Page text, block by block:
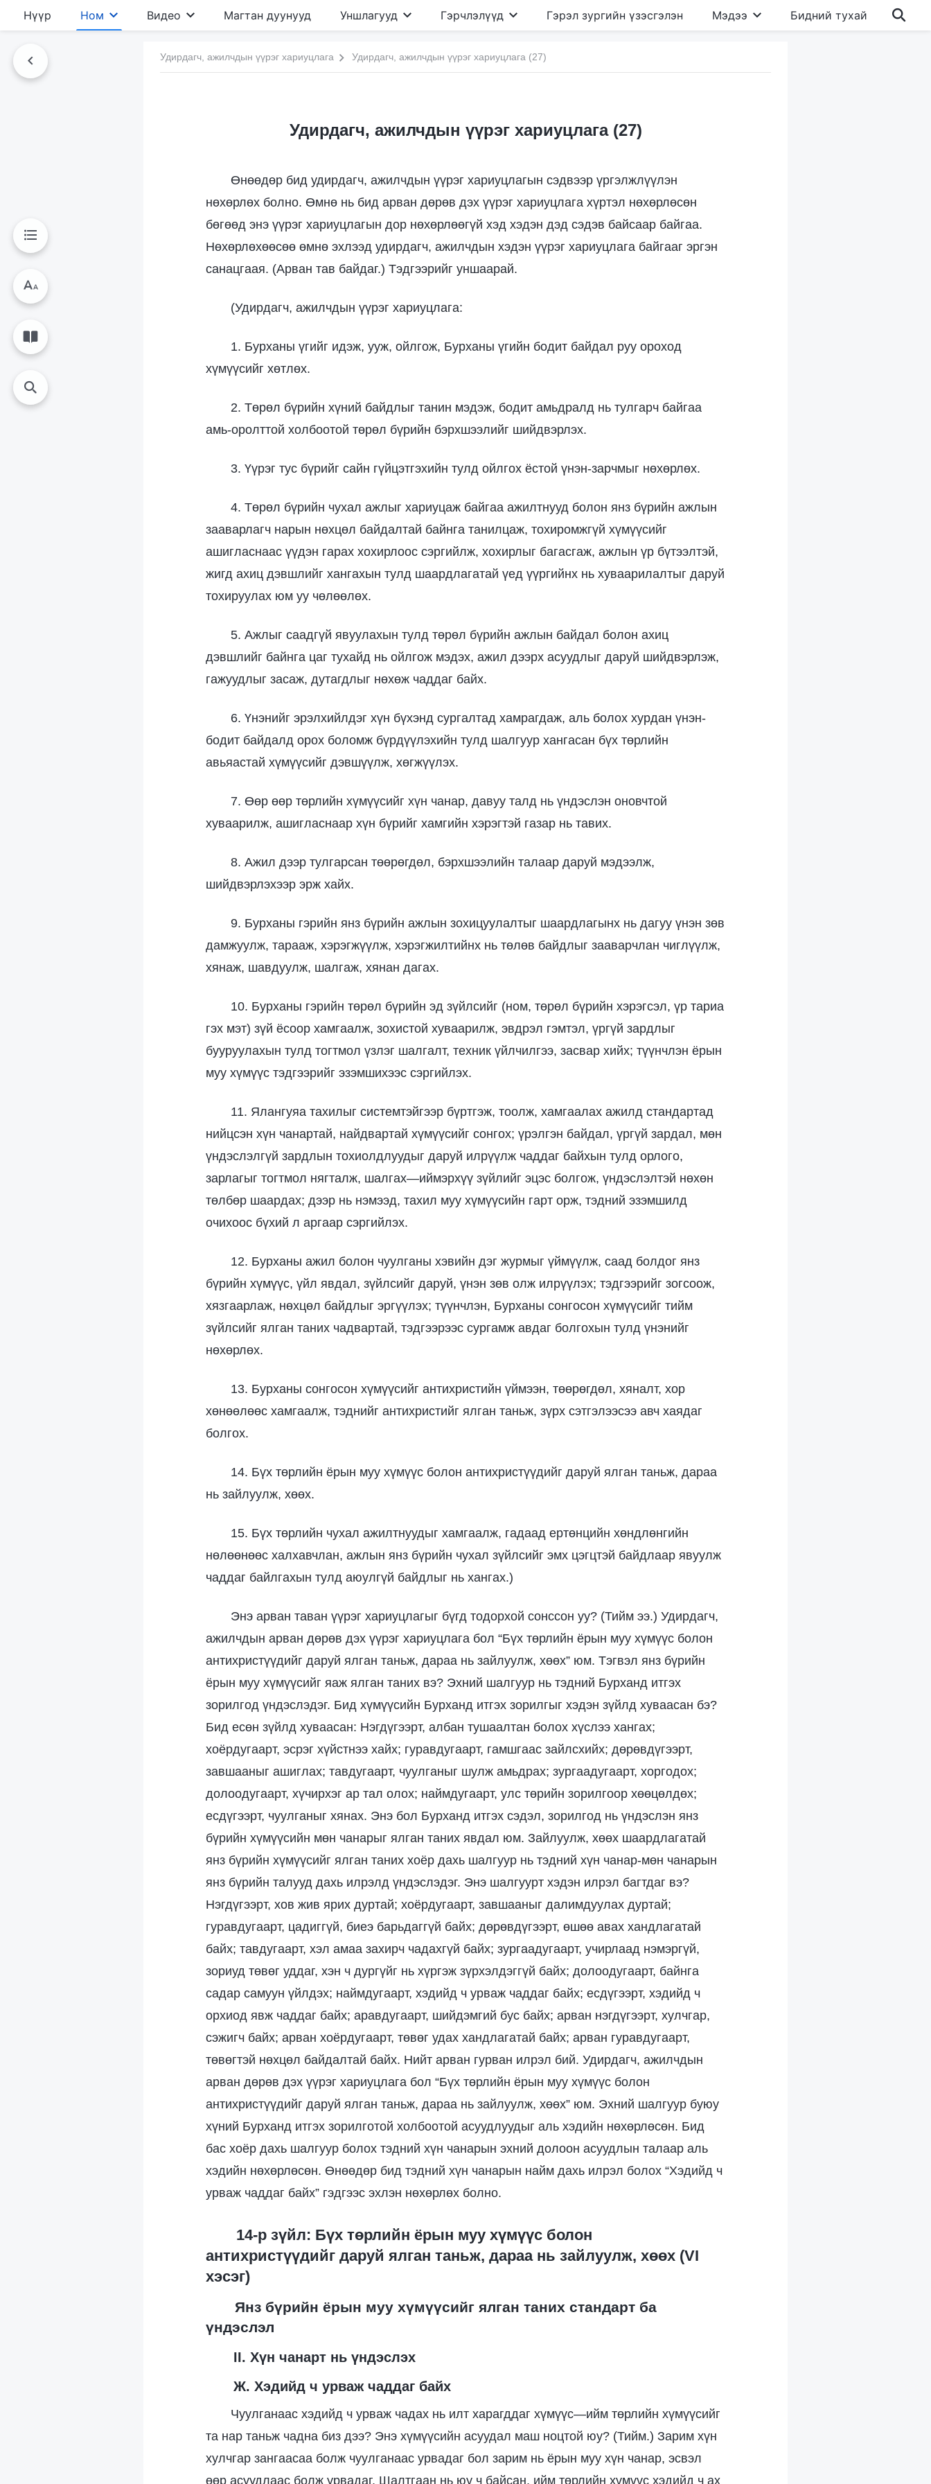
Нүүр Ном Видео Магтан дуунууд Уншлагууд Гэрчлэлүүд Гэрэл зургийн үзэсгэлэн Мэдээ Бидний тухай
Удирдагч, ажилчдын үүрэг хариуцлага Удирдагч, ажилчдын үүрэг хариуцлага (27)
Удирдагч, ажилчдын үүрэг хариуцлага (27)
Өнөөдөр бид удирдагч, ажилчдын үүрэг хариуцлагын сэдвээр үргэлжлүүлэн
нөхөрлөх болно. Өмнө нь бид арван дөрөв дэх үүрэг хариуцлага хүртэл нөхөрлөсөн
бөгөөд энэ үүрэг хариуцлагын дор нөхөрлөөгүй хэд хэдэн дэд сэдэв байсаар байгаа.
Нөхөрлөхөөсөө өмнө эхлээд удирдагч, ажилчдын хэдэн үүрэг хариуцлага байгааг эргэн
санацгаая. (Арван тав байдаг.) Тэдгээрийг уншаарай.
(Удирдагч, ажилчдын үүрэг хариуцлага:
1. Бурханы үгийг идэж, ууж, ойлгож, Бурханы үгийн бодит байдал руу ороход
хүмүүсийг хөтлөх.
2. Төрөл бүрийн хүний байдлыг танин мэдэж, бодит амьдралд нь тулгарч байгаа
амь-оролттой холбоотой төрөл бүрийн бэрхшээлийг шийдвэрлэх.
3. Үүрэг тус бүрийг сайн гүйцэтгэхийн тулд ойлгох ёстой үнэн-зарчмыг нөхөрлөх.
4. Төрөл бүрийн чухал ажлыг хариуцаж байгаа ажилтнууд болон янз бүрийн ажлын
зааварлагч нарын нөхцөл байдалтай байнга танилцаж, тохиромжгүй хүмүүсийг
ашигласнаас үүдэн гарах хохирлоос сэргийлж, хохирлыг багасгаж, ажлын үр бүтээлтэй,
жигд ахиц дэвшлийг хангахын тулд шаардлагатай үед үүргийнх нь хуваарилалтыг даруй
тохируулах юм уу чөлөөлөх.
5. Ажлыг саадгүй явуулахын тулд төрөл бүрийн ажлын байдал болон ахиц
дэвшлийг байнга цаг тухайд нь ойлгож мэдэх, ажил дээрх асуудлыг даруй шийдвэрлэж,
гажуудлыг засаж, дутагдлыг нөхөж чаддаг байх.
6. Үнэнийг эрэлхийлдэг хүн бүхэнд сургалтад хамрагдаж, аль болох хурдан үнэн-
бодит байдалд орох боломж бүрдүүлэхийн тулд шалгуур хангасан бүх төрлийн
авьяастай хүмүүсийг дэвшүүлж, хөгжүүлэх.
7. Өөр өөр төрлийн хүмүүсийг хүн чанар, давуу талд нь үндэслэн оновчтой
хуваарилж, ашигласнаар хүн бүрийг хамгийн хэрэгтэй газар нь тавих.
8. Ажил дээр тулгарсан төөрөгдөл, бэрхшээлийн талаар даруй мэдээлж,
шийдвэрлэхээр эрж хайх.
9. Бурханы гэрийн янз бүрийн ажлын зохицуулалтыг шаардлагынх нь дагуу үнэн зөв
дамжуулж, тарааж, хэрэгжүүлж, хэрэгжилтийнх нь төлөв байдлыг зааварчлан чиглүүлж,
хянаж, шавдуулж, шалгаж, хянан дагах.
10. Бурханы гэрийн төрөл бүрийн эд зүйлсийг (ном, төрөл бүрийн хэрэгсэл, үр тариа
гэх мэт) зүй ёсоор хамгаалж, зохистой хуваарилж, эвдрэл гэмтэл, үргүй зардлыг
бууруулахын тулд тогтмол үзлэг шалгалт, техник үйлчилгээ, засвар хийх; түүнчлэн ёрын
муу хүмүүс тэдгээрийг эзэмшихээс сэргийлэх.
11. Ялангуяа тахилыг системтэйгээр бүртгэж, тоолж, хамгаалах ажилд стандартад
нийцсэн хүн чанартай, найдвартай хүмүүсийг сонгох; үрэлгэн байдал, үргүй зардал, мөн
үндэслэлгүй зардлын тохиолдлуудыг даруй илрүүлж чаддаг байхын тулд орлого,
зарлагыг тогтмол нягталж, шалгах—иймэрхүү зүйлийг эцэс болгож, үндэслэлтэй нөхөн
төлбөр шаардах; дээр нь нэмээд, тахил муу хүмүүсийн гарт орж, тэдний эзэмшилд
очихоос бүхий л аргаар сэргийлэх.
12. Бурханы ажил болон чуулганы хэвийн дэг журмыг үймүүлж, саад болдог янз
бүрийн хүмүүс, үйл явдал, зүйлсийг даруй, үнэн зөв олж илрүүлэх; тэдгээрийг зогсоож,
хязгаарлаж, нөхцөл байдлыг эргүүлэх; түүнчлэн, Бурханы сонгосон хүмүүсийг тийм
зүйлсийг ялган таних чадвартай, тэдгээрээс сургамж авдаг болгохын тулд үнэнийг
нөхөрлөх.
13. Бурханы сонгосон хүмүүсийг антихристийн үймээн, төөрөгдөл, хяналт, хор
хөнөөлөөс хамгаалж, тэднийг антихристийг ялган таньж, зүрх сэтгэлээсээ авч хаядаг
болгох.
14. Бүх төрлийн ёрын муу хүмүүс болон антихристүүдийг даруй ялган таньж, дараа
нь зайлуулж, хөөх.
15. Бүх төрлийн чухал ажилтнуудыг хамгаалж, гадаад ертөнцийн хөндлөнгийн
нөлөөнөөс халхавчлан, ажлын янз бүрийн чухал зүйлсийг эмх цэгцтэй байдлаар явуулж
чаддаг байлгахын тулд аюулгүй байдлыг нь хангах.)
Энэ арван таван үүрэг хариуцлагыг бүгд тодорхой сонссон уу? (Тийм ээ.) Удирдагч,
ажилчдын арван дөрөв дэх үүрэг хариуцлага бол “Бүх төрлийн ёрын муу хүмүүс болон
антихристүүдийг даруй ялган таньж, дараа нь зайлуулж, хөөх” юм. Тэгвэл янз бүрийн
ёрын муу хүмүүсийг яаж ялган таних вэ? Эхний шалгуур нь тэдний Бурханд итгэх
зорилгод үндэслэдэг. Бид хүмүүсийн Бурханд итгэх зорилгыг хэдэн зүйлд хуваасан бэ?
Бид есөн зүйлд хуваасан: Нэгдүгээрт, албан тушаалтан болох хүслээ хангах;
хоёрдугаарт, эсрэг хүйстнээ хайх; гуравдугаарт, гамшгаас зайлсхийх; дөрөвдүгээрт,
завшааныг ашиглах; тавдугаарт, чуулганыг шулж амьдрах; зургаадугаарт, хоргодох;
долоодугаарт, хүчирхэг ар тал олох; наймдугаарт, улс төрийн зорилгоор хөөцөлдөх;
есдүгээрт, чуулганыг хянах. Энэ бол Бурханд итгэх сэдэл, зорилгод нь үндэслэн янз
бүрийн хүмүүсийн мөн чанарыг ялган таних явдал юм. Зайлуулж, хөөх шаардлагатай
янз бүрийн хүмүүсийг ялган таних хоёр дахь шалгуур нь тэдний хүн чанар-мөн чанарын
янз бүрийн талууд дахь илрэлд үндэслэдэг. Энэ шалгуурт хэдэн илрэл багтдаг вэ?
Нэгдүгээрт, хов жив ярих дуртай; хоёрдугаарт, завшааныг далимдуулах дуртай;
гуравдугаарт, цадиггүй, биеэ барьдаггүй байх; дөрөвдүгээрт, өшөө авах хандлагатай
байх; тавдугаарт, хэл амаа захирч чадахгүй байх; зургаадугаарт, учирлаад нэмэргүй,
зориуд төвөг уддаг, хэн ч дургүйг нь хүргэж зүрхэлдэггүй байх; долоодугаарт, байнга
садар самуун үйлдэх; наймдугаарт, хэдийд ч урваж чаддаг байх; есдүгээрт, хэдийд ч
орхиод явж чаддаг байх; аравдугаарт, шийдэмгий бус байх; арван нэгдүгээрт, хулчгар,
сэжигч байх; арван хоёрдугаарт, төвөг удах хандлагатай байх; арван гуравдугаарт,
төвөгтэй нөхцөл байдалтай байх. Нийт арван гурван илрэл бий. Удирдагч, ажилчдын
арван дөрөв дэх үүрэг хариуцлага бол “Бүх төрлийн ёрын муу хүмүүс болон
антихристүүдийг даруй ялган таньж, дараа нь зайлуулж, хөөх” юм. Эхний шалгуур буюу
хүний Бурханд итгэх зорилготой холбоотой асуудлуудыг аль хэдийн нөхөрлөсөн. Бид
бас хоёр дахь шалгуур болох тэдний хүн чанарын эхний долоон асуудлын талаар аль
хэдийн нөхөрлөсөн. Өнөөдөр бид тэдний хүн чанарын найм дахь илрэл болох “Хэдийд ч
урваж чаддаг байх” гэдгээс эхлэн нөхөрлөх болно.
14-р зүйл: Бүх төрлийн ёрын муу хүмүүс болон
антихристүүдийг даруй ялган таньж, дараа нь зайлуулж, хөөх (VI
хэсэг)
Янз бүрийн ёрын муу хүмүүсийг ялган таних стандарт ба
үндэслэл
II. Хүн чанарт нь үндэслэх
Ж. Хэдийд ч урваж чаддаг байх
Чуулганаас хэдийд ч урваж чадах нь илт харагддаг хүмүүс—ийм төрлийн хүмүүсийг
та нар таньж чадна биз дээ? Энэ хүмүүсийн асуудал маш ноцтой юу? (Тийм.) Зарим хүн
хулчгар зангаасаа болж чуулганаас урвадаг бол зарим нь ёрын муу хүн чанар, эсвэл
өөр асуудлаас болж урвадаг. Шалтгаан нь юу ч байсан, ийм төрлийн хүмүүс хэдийд ч ах